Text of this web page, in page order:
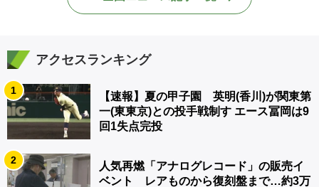
アクセスランキング
1
【速報】夏の甲子園 英明(香川)が関東第
一(東東京)との投手戦制す エース冨岡は9
回1失点完投
2
人気再燃「アナログレコード」の販売イ
ベント レアものから復刻盤まで…約3万